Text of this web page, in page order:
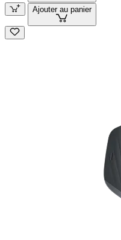
Ajouter au panier